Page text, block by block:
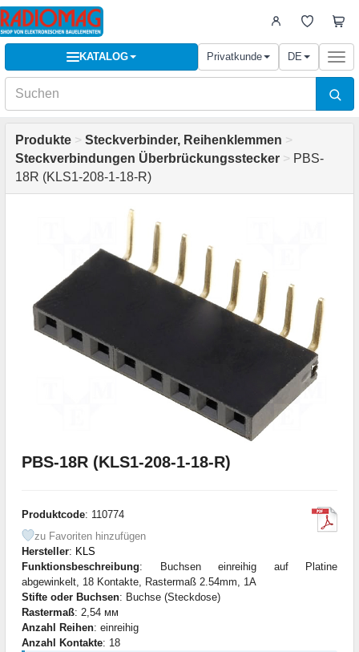
KATALOG Privatkunde DE
Produkte > Steckverbinder, Reihenklemmen >
Steckverbindungen Überbrückungsstecker > PBS-
18R (KLS1-208-1-18-R)
PBS-18R (KLS1-208-1-18-R)
Produktcode: 110774
zu Favoriten hinzufügen
Hersteller: KLS
Funktionsbeschreibung: Buchsen einreihig auf Platine
abgewinkelt, 18 Kontakte, Rastermaß 2.54mm, 1A
Stifte oder Buchsen: Buchse (Steckdose)
Rastermaß: 2,54 мм
Anzahl Reihen: einreihig
Anzahl Kontakte: 18